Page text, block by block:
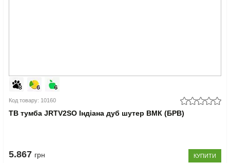
Код товару: 10160
ТВ тумба JRTV2SO Індіана дуб шутер ВМК (БРВ)
5.867 грн КУПИТИ